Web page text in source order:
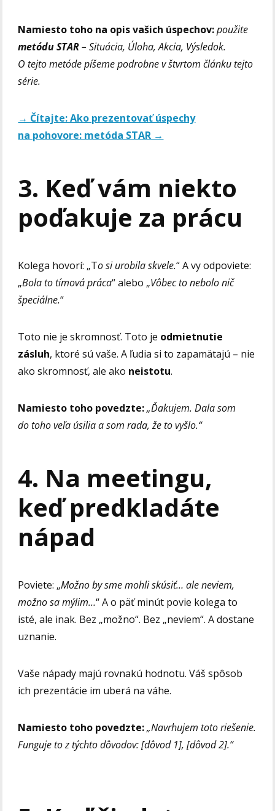
Namiesto toho na opis vašich úspechov:použite
metódu STAR– Situácia, Úloha, Akcia, Výsledok.
O tejto metóde píšeme podrobne v štvrtom článku tejto
série.
→ Čítajte: Ako prezentovať úspechy
na pohovore: metóda STAR →
3. Keď vám niekto
poďakuje za prácu
Kolega hovorí: „To si urobila skvele.“ A vy odpoviete:
„Bola to tímová práca“ alebo „Vôbec to nebolo nič
špeciálne.“
Toto nie je skromnosť. Toto je odmietnutie
zásluh, ktoré sú vaše. A ľudia si to zapamätajú – nie
ako skromnosť, ale ako neistotu.
Namiesto toho povedzte:„Ďakujem. Dala som
do toho veľa úsilia a som rada, že to vyšlo.“
4. Na meetingu,
keď predkladáte
nápad
Poviete: „Možno by sme mohli skúsiť… ale neviem,
možno sa mýlim…“ A o päť minút povie kolega to
isté, ale inak. Bez „možno“. Bez „neviem“. A dostane
uznanie.
Vaše nápady majú rovnakú hodnotu. Váš spôsob
ich prezentácie im uberá na váhe.
Namiesto toho povedzte:„Navrhujem toto riešenie.
Funguje to z týchto dôvodov: [dôvod 1], [dôvod 2].“